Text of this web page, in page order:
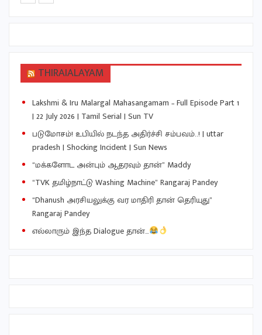
THIRAIALAYAM
Lakshmi & Iru Malargal Mahasangamam – Full Episode Part 1
| 22 July 2026 | Tamil Serial | Sun TV
படுமோசம்! உபியில் நடந்த அதிர்ச்சி சம்பவம்..! | uttar
pradesh | Shocking Incident | Sun News
“மக்களோட அன்பும் ஆதரவும் தான்” Maddy
“TVK தமிழ்நாட்டு Washing Machine” Rangaraj Pandey
“Dhanush அரசியலுக்கு வர மாதிரி தான் தெரியுது”
Rangaraj Pandey
எல்லாரும் இந்த Dialogue தான்…